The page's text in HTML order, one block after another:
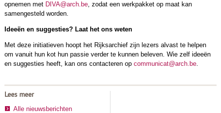
opnemen met DIVA@arch.be, zodat een werkpakket op maat kan
samengesteld worden.
Ideeën en suggesties? Laat het ons weten
Met deze initiatieven hoopt het Rijksarchief zijn lezers alvast te helpen
om vanuit hun kot hun passie verder te kunnen beleven. Wie zelf ideeën
en suggesties heeft, kan ons contacteren op communicat@arch.be.
Lees meer
Alle nieuwsberichten